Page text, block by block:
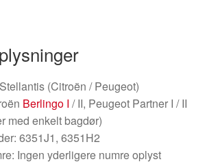
(Citroën / Peugeot)
Berlingo I / II, Peugeot Partner I / II
med enkelt bagdør)
6351J1, 6351H2
Ingen yderligere numre oplyst